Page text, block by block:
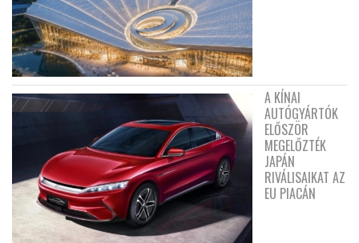
A KÍNAI
AUTÓGYÁRTÓK
ELŐSZÖR
MEGELŐZTÉK
JAPÁN
RIVÁLISAIKAT AZ
EU PIACÁN